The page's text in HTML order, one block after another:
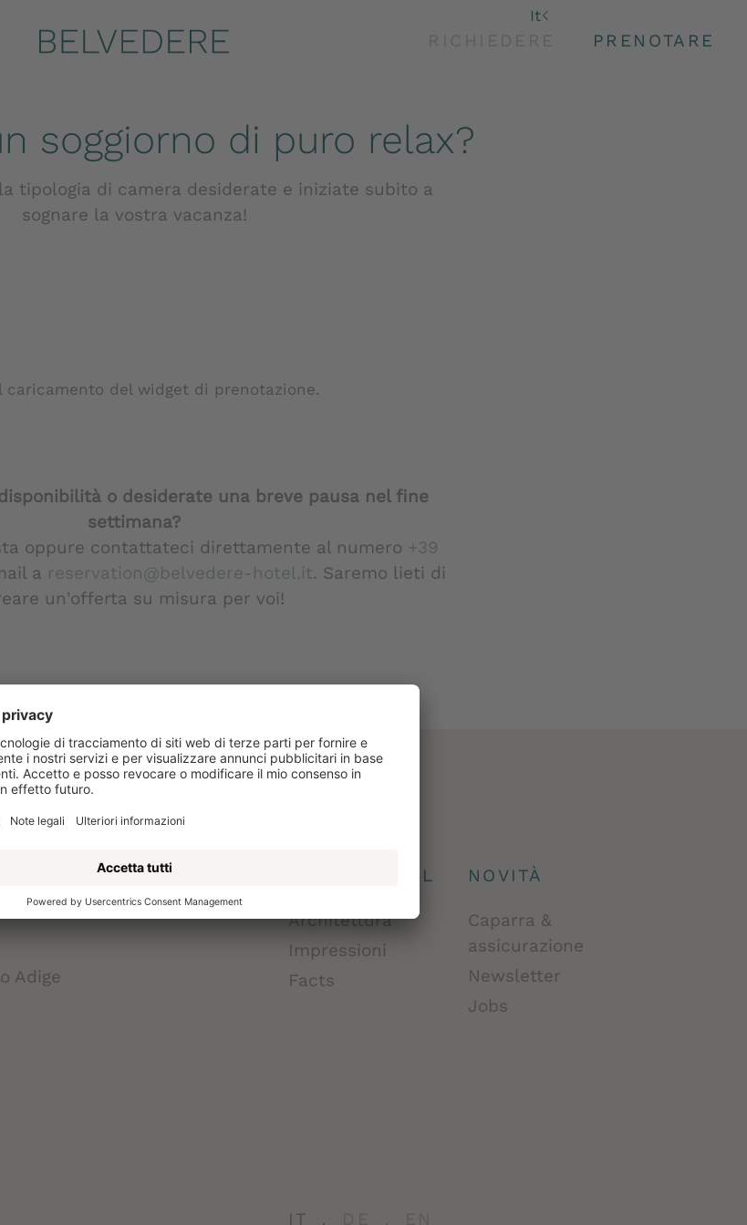
De
It
RICHIEDERE PRENOTARE
Prenotare | Hotel Belvedere San Genesio Bolzano
soggiorno di puro relax?
tipologia di camera desiderate e iniziate subito a
sognare la vostra vacanza!
del widget di prenotazione.
o desiderate una breve pausa nel fine
settimana?
oppure contattateci direttamente al numero +39
a reservation@belvedere-hotel.it. Saremo lieti di
un'offerta su misura per voi!
Adige
DESIGNHOTEL
Architettura
Impressioni
Facts
NOVITÀ
Caparra &
assicurazione
Newsletter
Jobs
IT